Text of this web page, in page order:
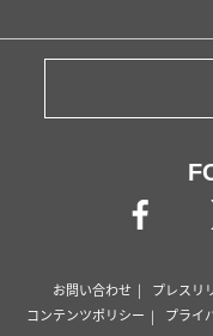
お問い合わせ プレスリ
コンテンツポリシー
プライ